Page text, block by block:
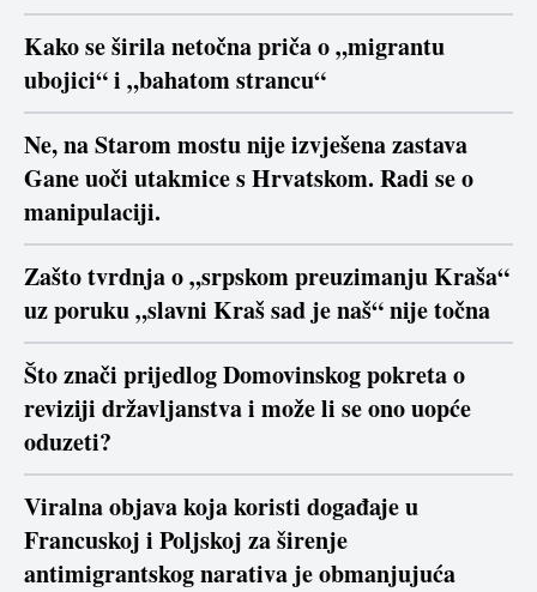
Kako se širila netočna priča o „migrantu
ubojici“ i „bahatom strancu“
Ne, na Starom mostu nije izvješena zastava
Gane uoči utakmice s Hrvatskom. Radi se o
manipulaciji.
Zašto tvrdnja o „srpskom preuzimanju Kraša“
uz poruku „slavni Kraš sad je naš“ nije točna
Što znači prijedlog Domovinskog pokreta o
reviziji državljanstva i može li se ono uopće
oduzeti?
Viralna objava koja koristi događaje u
Francuskoj i Poljskoj za širenje
antimigrantskog narativa je obmanjujuća